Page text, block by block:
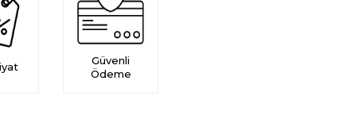
Güvenli
Ödeme